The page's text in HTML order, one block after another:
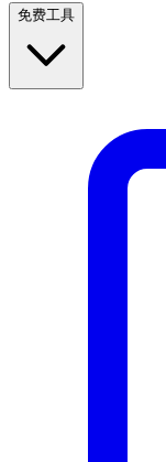
免费工具